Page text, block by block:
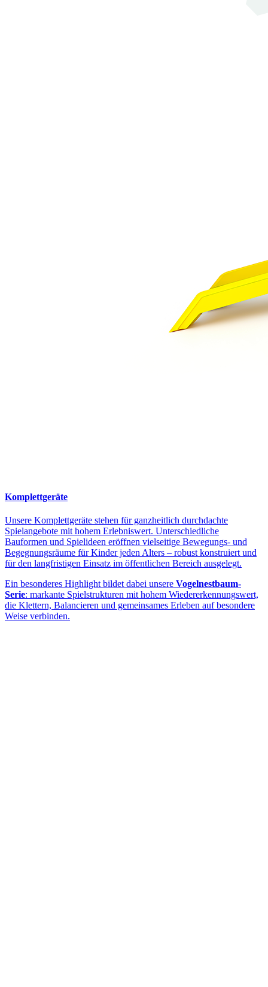
Komplettgeräte
Unsere Komplettgeräte stehen für ganzheitlich durchdachte
Spielangebote mit hohem Erlebniswert. Unterschiedliche
Bauformen und Spielideen eröffnen vielseitige Bewegungs- und
Begegnungsräume für Kinder jeden Alters – robust konstruiert und
für den langfristigen Einsatz im öffentlichen Bereich ausgelegt.
Ein besonderes Highlight bildet dabei unsere Vogelnestbaum-
Serie: markante Spielstrukturen mit hohem Wiedererkennungswert,
die Klettern, Balancieren und gemeinsames Erleben auf besondere
Weise verbinden.